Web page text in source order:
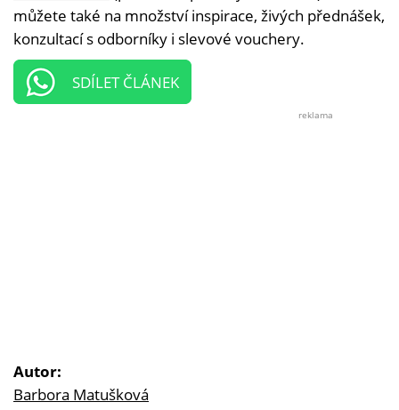
můžete také na množství inspirace, živých přednášek,
konzultací s odborníky i slevové vouchery.
SDÍLET ČLÁNEK
reklama
Autor:
Barbora Matušková